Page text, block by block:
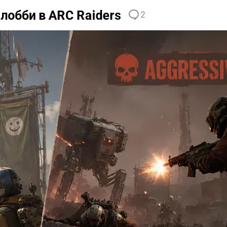
в ARC Raiders 2